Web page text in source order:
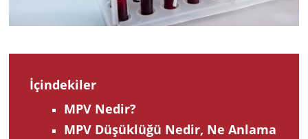
İçindekiler
MPV Nedir?
MPV Düşüklüğü Nedir, Ne Anlama